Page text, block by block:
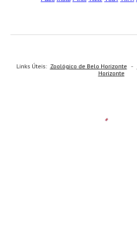
Links Úteis: Zoológico de Belo Horizonte -
Horizonte